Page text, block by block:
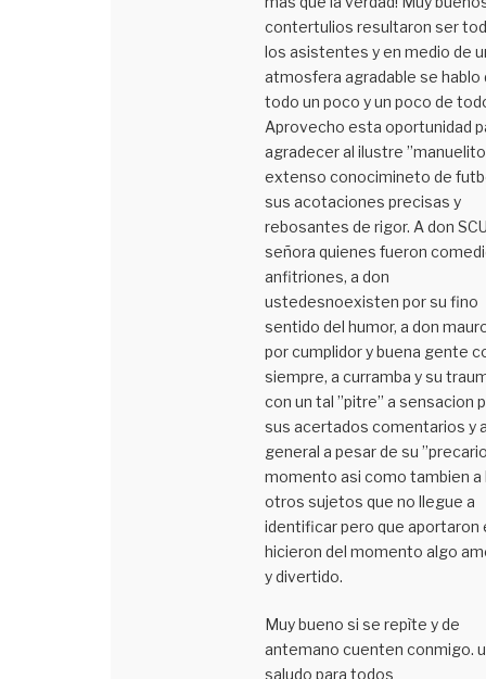
contertulios resultaron ser
los asistentes y en medio de
atmosfera agradable se hablo
todo un poco y un poco de
Aprovecho esta oportunidad
agradecer al ilustre
extenso conocimineto de
sus acotaciones precisas y
rebosantes de rigor. A don
señora quienes fueron
anfitriones, a don
ustedesnoexisten por su fino
sentido del humor, a don
por cumplidor y buena gente
siempre, a curramba y su
con un tal ’’pitre’’ a sensacion
sus acertados comentarios y
general a pesar de su
momento asi como tambien a
otros sujetos que no llegue a
identificar pero que aportaron
hicieron del momento algo
y divertido.
Muy bueno si se repìte y de
antemano cuenten conmigo.
saludo para todos